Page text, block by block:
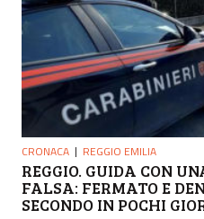
CRONACA REGGIO EMILIA
REGGIO. GUIDA CON
FALSA: FERMATO E
SECONDO IN POCHI